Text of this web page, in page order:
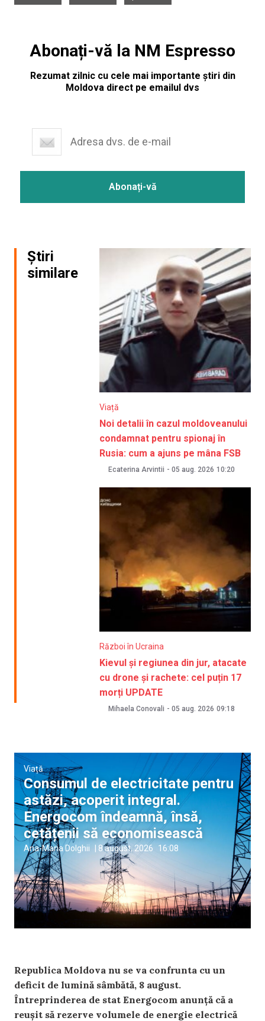
Abonați-vă la NM Espresso
Rezumat zilnic cu cele mai importante știri din
Moldova direct pe emailul dvs
Știri
similare
Viață
Noi detalii în cazul moldoveanului
condamnat pentru spionaj în
Rusia: cum a ajuns pe mâna FSB
Ecaterina Arvintii - 05 aug. 2026 10:20
Război în Ucraina
Kievul și regiunea din jur, atacate
cu drone și rachete: cel puțin 17
morți UPDATE
Mihaela Conovali - 05 aug. 2026 09:18
Viață
Consumul de electricitate pentru
astăzi, acoperit integral.
Energocom îndeamnă, însă,
cetățenii să economisească
Ana-Maria Dolghii 8 august, 2026 16:08
Republica Moldova nu se va confrunta cu un
deficit de lumină sâmbătă, 8 august.
Întreprinderea de stat Energocom anunță că a
reușit să rezerve volumele de energie electrică